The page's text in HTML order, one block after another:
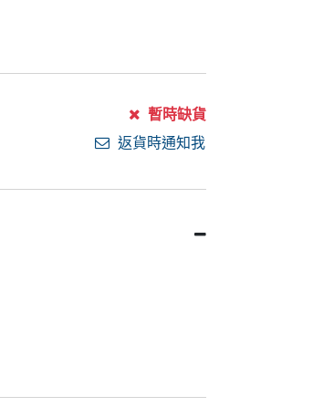
暫時缺貨
返貨時通知我